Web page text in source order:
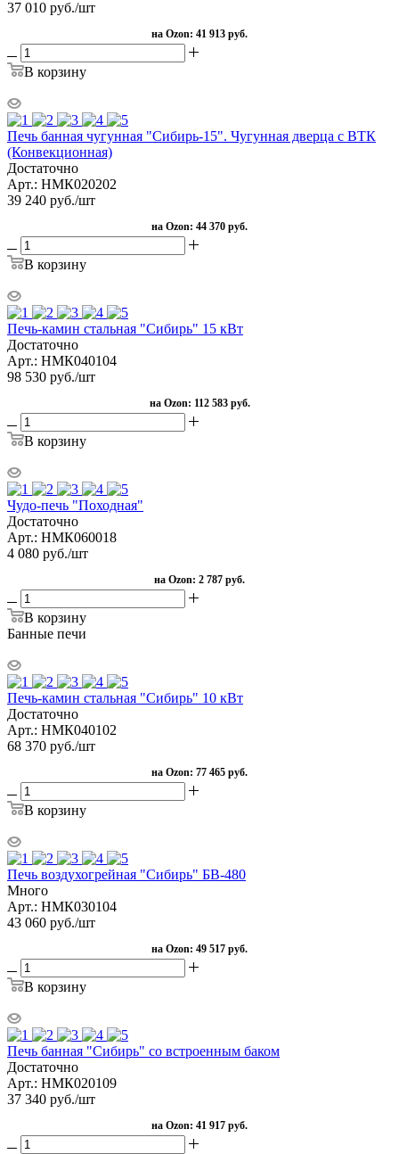
37 010 руб./шт
на Ozon: 41 913 руб.
В корзину
Печь банная чугунная "Сибирь-15". Чугунная дверца с ВТК
(Конвекционная)
Достаточно
Арт.: НМК020202
39 240 руб./шт
на Ozon: 44 370 руб.
В корзину
Печь-камин стальная "Сибирь" 15 кВт
Достаточно
Арт.: НМК040104
98 530 руб./шт
на Ozon: 112 583 руб.
В корзину
Чудо-печь "Походная"
Достаточно
Арт.: НМК060018
4 080 руб./шт
на Ozon: 2 787 руб.
В корзину
Банные печи
Печь-камин стальная "Сибирь" 10 кВт
Достаточно
Арт.: НМК040102
68 370 руб./шт
на Ozon: 77 465 руб.
В корзину
Печь воздухогрейная "Сибирь" БВ-480
Много
Арт.: НМК030104
43 060 руб./шт
на Ozon: 49 517 руб.
В корзину
Печь банная "Сибирь" со встроенным баком
Достаточно
Арт.: НМК020109
37 340 руб./шт
на Ozon: 41 917 руб.